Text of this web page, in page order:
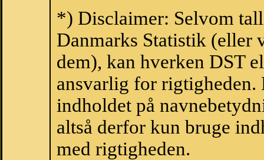
*) Disclaimer: Selvom
Danmarks Statistik (eller
dem), kan hverken DST
ansvarlig for
indholdet på
altså derfor kun bruge
med rigtigheden.